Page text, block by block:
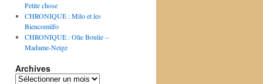
Petite chose
CHRONIQUE : Milo et les
Biencomilfo
CHRONIQUE : Olie Boulie –
Madame-Neige
Archives
Archives